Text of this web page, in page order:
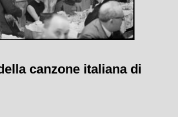
canzone italiana di